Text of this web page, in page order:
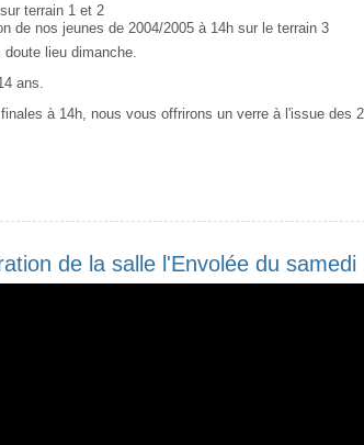
terrain 1 et 2
de nos jeunes de 2004/2005 à 14h sur le terrain 3
lieu dimanche.
ans.
à 14h, nous vous offrirons un verre à l'issue des
de la salle l'Envolée du samedi